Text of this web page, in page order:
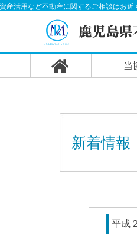
産活用など不動産に関するご相談はお
当
新着情報
平成